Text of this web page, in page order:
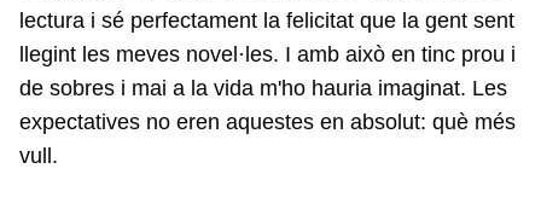
lectura i sé perfectament la felicitat que la gent sent
llegint les meves novel·les. I amb això en tinc prou i
de sobres i mai a la vida m'ho hauria imaginat. Les
expectatives no eren aquestes en absolut: què més
vull.